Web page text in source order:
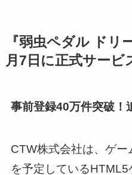
『弱虫ペダル ドリ
月7日に正式サービ
事前登録40万件突破！
CTW株式会社は、ゲ
を予定しているHTML5